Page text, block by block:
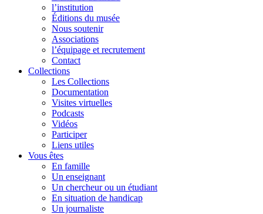
l’institution
Éditions du musée
Nous soutenir
Associations
l’équipage et recrutement
Contact
Collections
Les Collections
Documentation
Visites virtuelles
Podcasts
Vidéos
Participer
Liens utiles
Vous êtes
En famille
Un enseignant
Un chercheur ou un étudiant
En situation de handicap
Un journaliste